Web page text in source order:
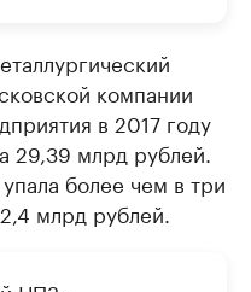
компании
в 2017 году
29,39 млрд рублей.
более чем в три
млрд рублей.